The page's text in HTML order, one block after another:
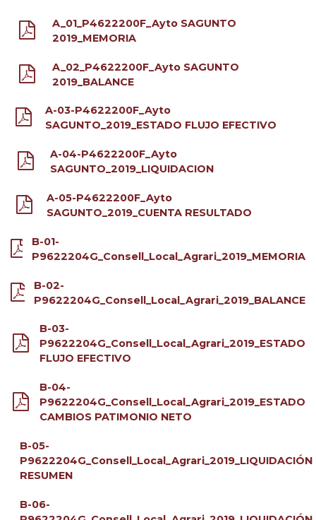
A_01_P4622200F_Ayto SAGUNTO
2019_MEMORIA
A_02_P4622200F_Ayto SAGUNTO
2019_BALANCE
A-03-P4622200F_Ayto
SAGUNTO_2019_ESTADO FLUJO EFECTIVO
A-04-P4622200F_Ayto
SAGUNTO_2019_LIQUIDACION
A-05-P4622200F_Ayto
SAGUNTO_2019_CUENTA RESULTADO
B-01-
P9622204G_Consell_Local_Agrari_2019_MEMORIA
B-02-
P9622204G_Consell_Local_Agrari_2019_BALANCE
B-03-
P9622204G_Consell_Local_Agrari_2019_ESTADO
FLUJO EFECTIVO
B-04-
P9622204G_Consell_Local_Agrari_2019_ESTADO
CAMBIOS PATIMONIO NETO
B-05-
P9622204G_Consell_Local_Agrari_2019_LIQUIDACIÓN
RESUMEN
B-06-